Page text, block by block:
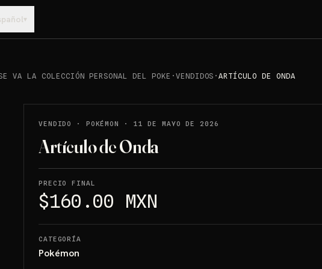
▾
VA LA COLECCIÓN PERSONAL DEL POKE · VENDIDOS ·ARTÍCULO DE ONDA
VENDIDO · POKÉMON · 11 DE MAYO DE 2026
Artículo de Onda
PRECIO FINAL
$160.00 MXN
CATEGORÍA
Pokémon